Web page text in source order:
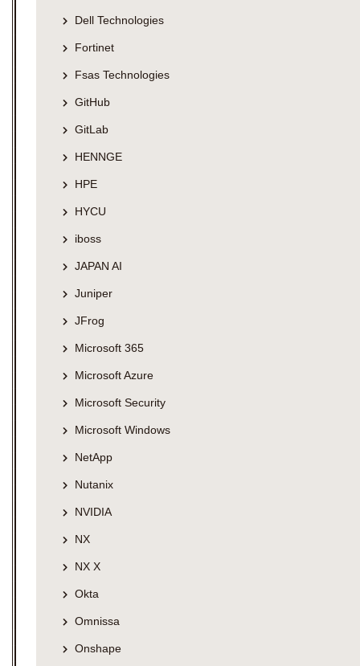
Dell Technologies
Fortinet
Fsas Technologies
GitHub
GitLab
HENNGE
HPE
HYCU
iboss
JAPAN AI
Juniper
JFrog
Microsoft 365
Microsoft Azure
Microsoft Security
Microsoft Windows
NetApp
Nutanix
NVIDIA
NX
NX X
Okta
Omnissa
Onshape